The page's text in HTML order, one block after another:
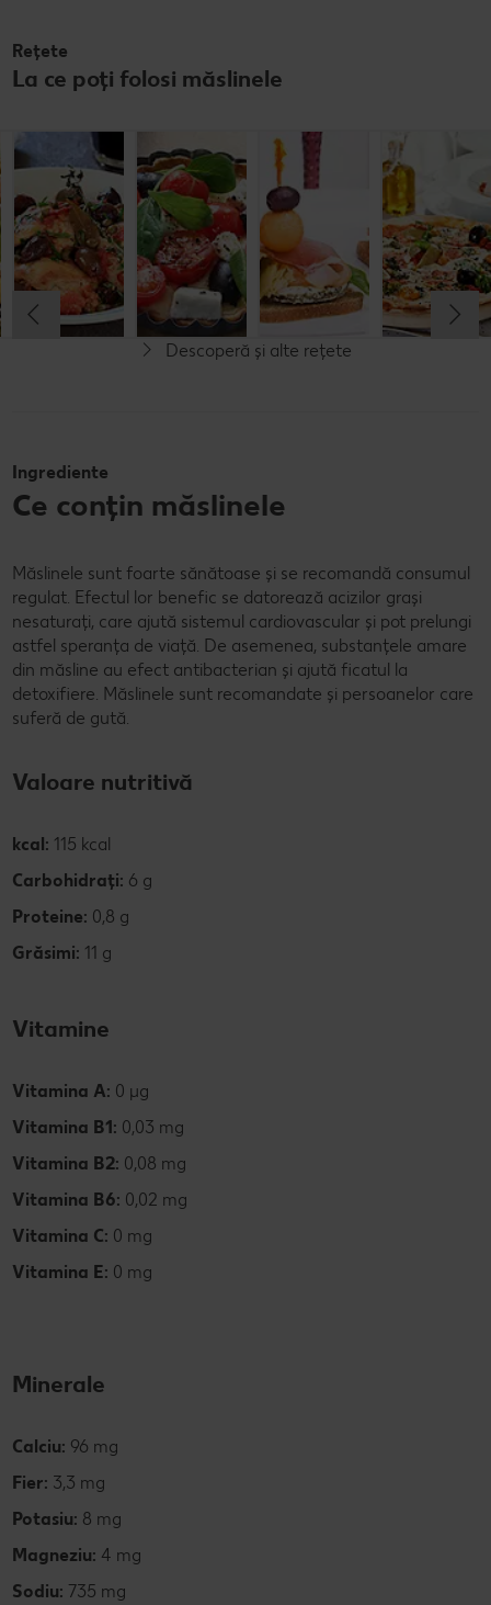
Rețete
La ce poți folosi măslinele
Salată de
cartofi cu
macrou
afumat și ton
Cel mult 60 minute
Pui cu măsline
Cel mult 60 minute
Rafinat
Tarte cu roşii şi
măsline
Cel mult 60 minute
Simplu
Prosciutto cu
măsline,
anghinare
Cel mult 60 minute
Rafinat
Descoperă și alte rețete
Ingrediente
Ce conțin măslinele
Măslinele sunt foarte sănătoase și se recomandă consumul
regulat. Efectul lor benefic se datorează acizilor grași
nesaturați, care ajută sistemul cardiovascular și pot prelungi
astfel speranța de viață. De asemenea, substanțele amare
din măsline au efect antibacterian și ajută ficatul la
detoxifiere. Măslinele sunt recomandate și persoanelor care
suferă de gută.
Valoare nutritivă
kcal: 115 kcal
Carbohidrați: 6 g
Proteine: 0,8 g
Grăsimi: 11 g
Vitamine
Vitamina A: 0 µg
Vitamina B1: 0,03 mg
Vitamina B2: 0,08 mg
Vitamina B6: 0,02 mg
Vitamina C: 0 mg
Vitamina E: 0 mg
Minerale
Calciu: 96 mg
Fier: 3,3 mg
Potasiu: 8 mg
Magneziu: 4 mg
Sodiu: 735 mg